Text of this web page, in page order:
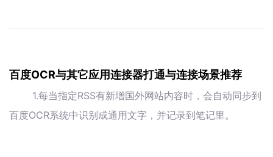
百度OCR与其它应用连接器打通与连接场景推荐
1.每当指定RSS有新增国外网站内容时，会自动同步到
百度OCR系统中识别成通用文字，并记录到笔记里。